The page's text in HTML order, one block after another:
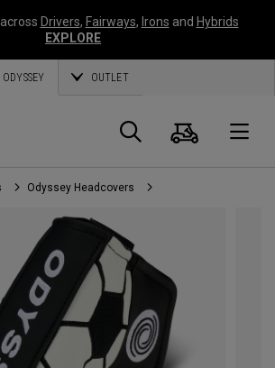
Drivers, Fairways, Irons and Hybrids
EXPLORE
ODYSSEY OUTLET
Suche
Odyssey Headcovers